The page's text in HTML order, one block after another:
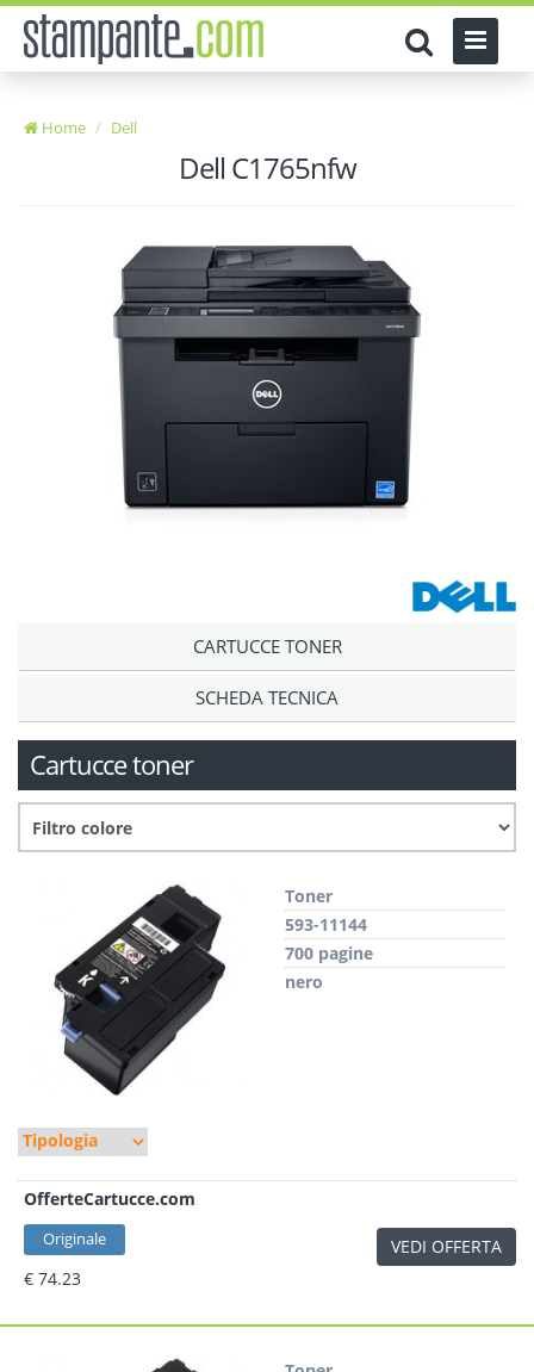
Home Dell
Dell C1765nfw
CARTUCCE TONER
SCHEDA TECNICA
Cartucce toner
Toner
593-11144
700 pagine
nero
OfferteCartucce.com
Originale
€ 74.23
VEDI OFFERTA